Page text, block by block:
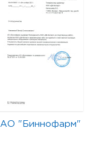
АО "Биннофарм"